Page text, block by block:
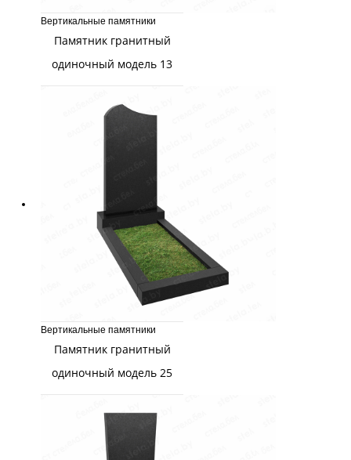
Вертикальные памятники
Памятник гранитный
одиночный модель 13
Вертикальные памятники
Памятник гранитный
одиночный модель 25